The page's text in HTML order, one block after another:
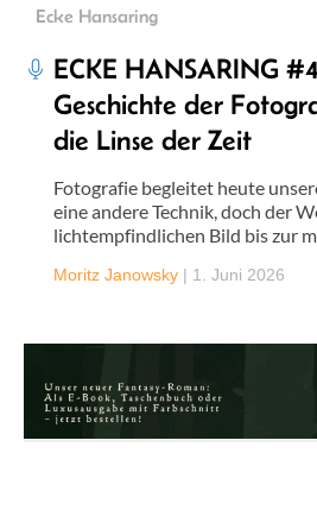
Ecke Hansaring
ECKE HANSARING
Geschichte der
die Linse der Zeit
Fotografie begleitet heute
eine andere Technik, doch der
lichtempfindlichen Bild bis zur
Moritz Janowsky | 1. Juni 2026